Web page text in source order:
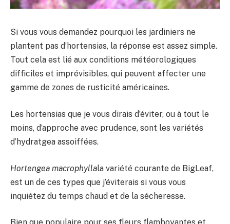
Si vous vous demandez pourquoi les jardiniers ne
plantent pas d’hortensias, la réponse est assez simple.
Tout cela est lié aux conditions météorologiques
difficiles et imprévisibles, qui peuvent affecter une
gamme de zones de rusticité américaines.
Les hortensias que je vous dirais d’éviter, ou à tout le
moins, d’approche avec prudence, sont les variétés
d’hydratgea assoiffées.
Hortengea macrophyllala variété courante de BigLeaf,
est un de ces types que j’éviterais si vous vous
inquiétez du temps chaud et de la sécheresse.